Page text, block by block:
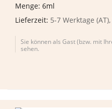
Menge: 6ml
Lieferzeit: 5-7 Werktage
Sie können als Gast (bzw. mit
sehen.